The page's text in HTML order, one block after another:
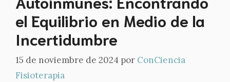
el Equilibrio en Medio de la
Incertidumbre
15 de noviembre de 2024 por ConCiencia
Fisioterapia